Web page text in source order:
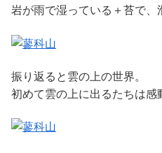
岩が雨で湿っている＋苔で、
振り返ると雲の上の世界。
初めて雲の上に出るたちは感